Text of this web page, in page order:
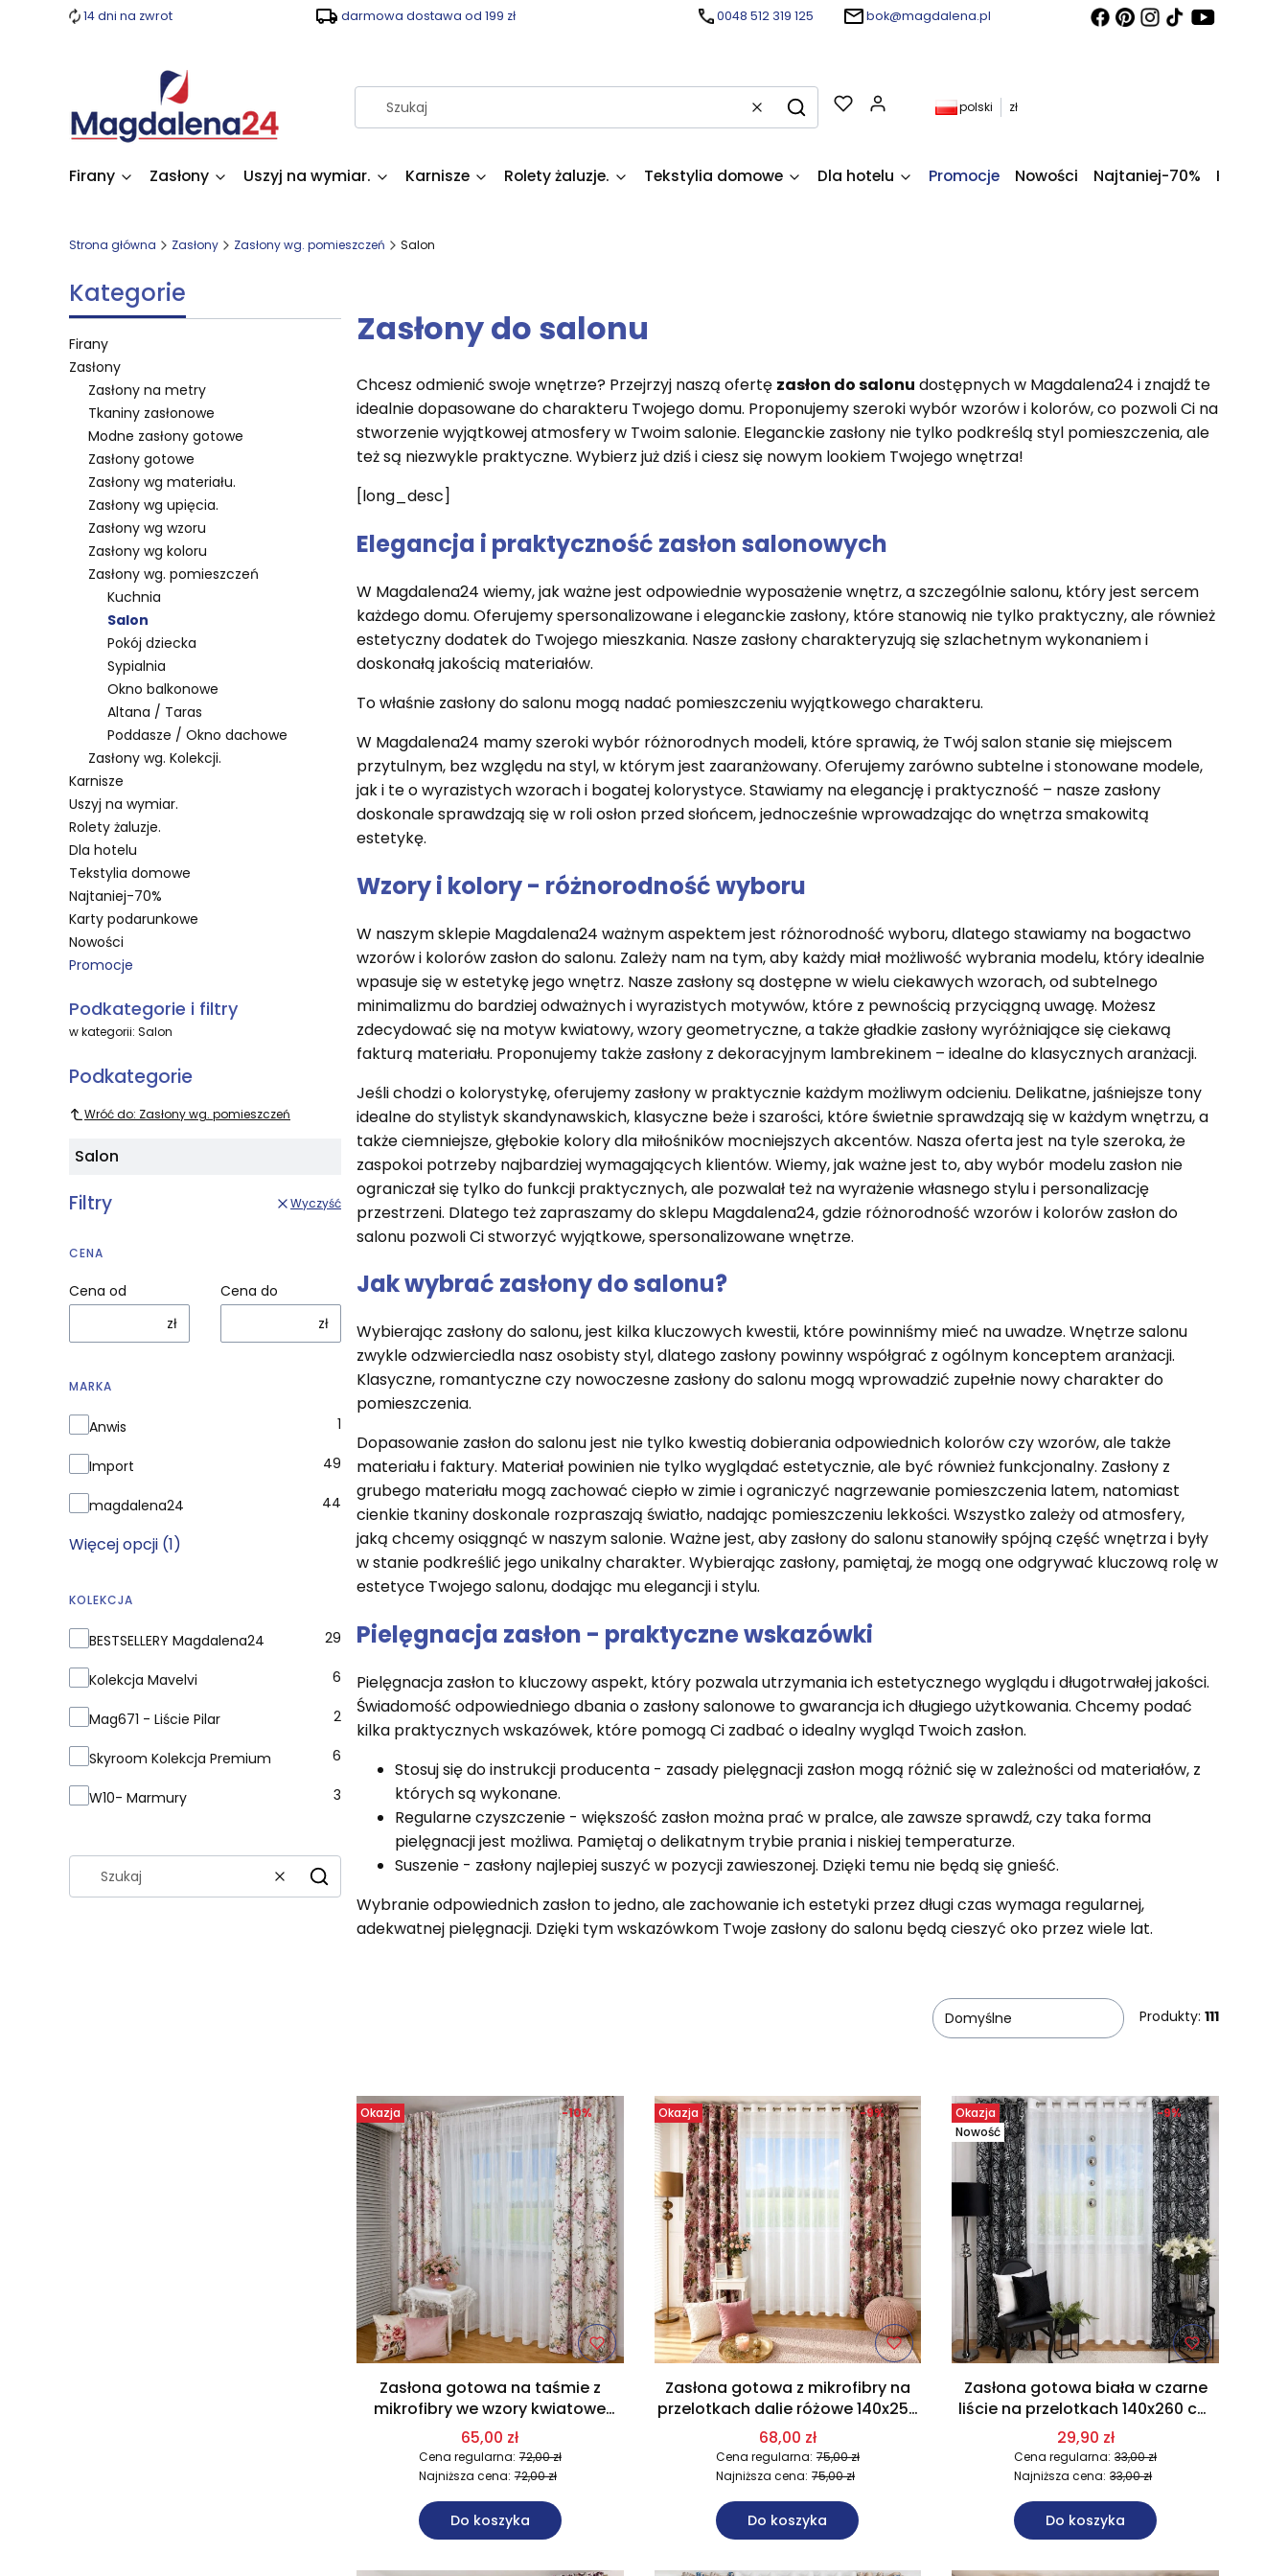
14 dni na zwrot darmowa dostawa od 199 zł 0048 512 319 125 bok@magdalena.pl
WyczyśćSzukaj
Produkty w koszyku: 0. Zobacz szczegóły
polski zł
Firany Zasłony Uszyj na wymiar. Karnisze Rolety żaluzje. Tekstylia domowe Dla hotelu Promocje Nowości Najtaniej-70% Kupony
Strona główna Zasłony Zasłony wg. pomieszczeń Salon
Kategorie
Firany
Zasłony
Zasłony na metry
Tkaniny zasłonowe
Modne zasłony gotowe
Zasłony gotowe
Zasłony wg materiału.
Zasłony wg upięcia.
Zasłony wg wzoru
Zasłony wg koloru
Zasłony wg. pomieszczeń
Kuchnia
Salon
Pokój dziecka
Sypialnia
Okno balkonowe
Altana / Taras
Poddasze / Okno dachowe
Zasłony wg. Kolekcji.
Karnisze
Uszyj na wymiar.
Rolety żaluzje.
Dla hotelu
Tekstylia domowe
Najtaniej-70%
Karty podarunkowe
Nowości
Promocje
Podkategorie i filtry
w kategorii: Salon
Podkategorie
Wróć do: Zasłony wg. pomieszczeń
Salon
Filtry Wyczyść
CENA
Cena od
zł
Cena do
zł
MARKA
Marka
Anwis 1
Import 49
magdalena24 44
Więcej opcji (1)
KOLEKCJA
Kolekcja
BESTSELLERY Magdalena24 29
Kolekcja Mavelvi 6
Mag671 - Liście Pilar 2
Skyroom Kolekcja Premium 6
W10- Marmury 3
WyczyśćSzukaj
Zasłony do salonu
Chcesz odmienić swoje wnętrze? Przejrzyj naszą ofertę zasłon do salonu dostępnych w Magdalena24 i znajdź te
idealnie dopasowane do charakteru Twojego domu. Proponujemy szeroki wybór wzorów i kolorów, co pozwoli Ci na
stworzenie wyjątkowej atmosfery w Twoim salonie. Eleganckie zasłony nie tylko podkreślą styl pomieszczenia, ale
też są niezwykle praktyczne. Wybierz już dziś i ciesz się nowym lookiem Twojego wnętrza!
[long_desc]
Elegancja i praktyczność zasłon salonowych
W Magdalena24 wiemy, jak ważne jest odpowiednie wyposażenie wnętrz, a szczególnie salonu, który jest sercem
każdego domu. Oferujemy spersonalizowane i eleganckie zasłony, które stanowią nie tylko praktyczny, ale również
estetyczny dodatek do Twojego mieszkania. Nasze zasłony charakteryzują się szlachetnym wykonaniem i
doskonałą jakością materiałów.
To właśnie zasłony do salonu mogą nadać pomieszczeniu wyjątkowego charakteru.
W Magdalena24 mamy szeroki wybór różnorodnych modeli, które sprawią, że Twój salon stanie się miejscem
przytulnym, bez względu na styl, w którym jest zaaranżowany. Oferujemy zarówno subtelne i stonowane modele,
jak i te o wyrazistych wzorach i bogatej kolorystyce. Stawiamy na elegancję i praktyczność – nasze zasłony
doskonale sprawdzają się w roli osłon przed słońcem, jednocześnie wprowadzając do wnętrza smakowitą
estetykę.
Wzory i kolory - różnorodność wyboru
W naszym sklepie Magdalena24 ważnym aspektem jest różnorodność wyboru, dlatego stawiamy na bogactwo
wzorów i kolorów zasłon do salonu. Zależy nam na tym, aby każdy miał możliwość wybrania modelu, który idealnie
wpasuje się w estetykę jego wnętrz. Nasze zasłony są dostępne w wielu ciekawych wzorach, od subtelnego
minimalizmu do bardziej odważnych i wyrazistych motywów, które z pewnością przyciągną uwagę. Możesz
zdecydować się na motyw kwiatowy, wzory geometryczne, a także gładkie zasłony wyróżniające się ciekawą
fakturą materiału. Proponujemy także zasłony z dekoracyjnym lambrekinem – idealne do klasycznych aranżacji.
Jeśli chodzi o kolorystykę, oferujemy zasłony w praktycznie każdym możliwym odcieniu. Delikatne, jaśniejsze tony
idealne do stylistyk skandynawskich, klasyczne beże i szarości, które świetnie sprawdzają się w każdym wnętrzu, a
także ciemniejsze, głębokie kolory dla miłośników mocniejszych akcentów. Nasza oferta jest na tyle szeroka, że
zaspokoi potrzeby najbardziej wymagających klientów. Wiemy, jak ważne jest to, aby wybór modelu zasłon nie
ograniczał się tylko do funkcji praktycznych, ale pozwalał też na wyrażenie własnego stylu i personalizację
przestrzeni. Dlatego też zapraszamy do sklepu Magdalena24, gdzie różnorodność wzorów i kolorów zasłon do
salonu pozwoli Ci stworzyć wyjątkowe, spersonalizowane wnętrze.
Jak wybrać zasłony do salonu?
Wybierając zasłony do salonu, jest kilka kluczowych kwestii, które powinniśmy mieć na uwadze. Wnętrze salonu
zwykle odzwierciedla nasz osobisty styl, dlatego zasłony powinny współgrać z ogólnym konceptem aranżacji.
Klasyczne, romantyczne czy nowoczesne zasłony do salonu mogą wprowadzić zupełnie nowy charakter do
pomieszczenia.
Dopasowanie zasłon do salonu jest nie tylko kwestią dobierania odpowiednich kolorów czy wzorów, ale także
materiału i faktury. Materiał powinien nie tylko wyglądać estetycznie, ale być również funkcjonalny. Zasłony z
grubego materiału mogą zachować ciepło w zimie i ograniczyć nagrzewanie pomieszczenia latem, natomiast
cienkie tkaniny doskonale rozpraszają światło, nadając pomieszczeniu lekkości. Wszystko zależy od atmosfery,
jaką chcemy osiągnąć w naszym salonie. Ważne jest, aby zasłony do salonu stanowiły spójną część wnętrza i były
w stanie podkreślić jego unikalny charakter. Wybierając zasłony, pamiętaj, że mogą one odgrywać kluczową rolę w
estetyce Twojego salonu, dodając mu elegancji i stylu.
Pielęgnacja zasłon - praktyczne wskazówki
Pielęgnacja zasłon to kluczowy aspekt, który pozwala utrzymania ich estetycznego wyglądu i długotrwałej jakości.
Świadomość odpowiedniego dbania o zasłony salonowe to gwarancja ich długiego użytkowania. Chcemy podać
kilka praktycznych wskazówek, które pomogą Ci zadbać o idealny wygląd Twoich zasłon.
Stosuj się do instrukcji producenta - zasady pielęgnacji zasłon mogą różnić się w zależności od materiałów, z
których są wykonane.
Regularne czyszczenie - większość zasłon można prać w pralce, ale zawsze sprawdź, czy taka forma
pielęgnacji jest możliwa. Pamiętaj o delikatnym trybie prania i niskiej temperaturze.
Suszenie - zasłony najlepiej suszyć w pozycji zawieszonej. Dzięki temu nie będą się gnieść.
Wybranie odpowiednich zasłon to jedno, ale zachowanie ich estetyki przez długi czas wymaga regularnej,
adekwatnej pielęgnacji. Dzięki tym wskazówkom Twoje zasłony do salonu będą cieszyć oko przez wiele lat.
Domyślne Produkty: 111
Okazja
Zasłona gotowa na taśmie z
mikrofibry we wzory kwiatowe
65,00 zł
Cena regularna: 72,00 zł
-10%
Najniższa cena: 72,00 zł
Do koszyka
Okazja
Zasłona gotowa z mikrofibry na
przelotkach dalie różowe 140x250
cm U12
68,00 zł
Cena regularna: 75,00 zł
-9%
Najniższa cena: 75,00 zł
Do koszyka
Okazja
Nowość
Zasłona gotowa biała w czarne
liście na przelotkach 140x260 cm
U16
29,90 zł
Cena regularna: 33,00 zł
-9%
Najniższa cena: 33,00 zł
Do koszyka